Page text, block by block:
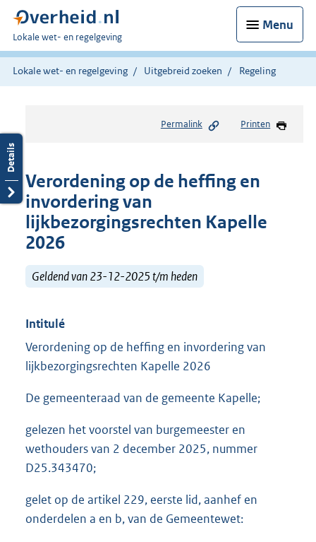
Menu
U
bent
hier:
Lokale wet- en regelgeving
Lokale wet- en regelgeving Uitgebreid zoeken Regeling
Permalink Printen
Verordening op de heffing en
invordering van
lijkbezorgingsrechten Kapelle
2026
Geldend van 23-12-2025 t/m heden
Intitulé
Verordening op de heffing en invordering van
lijkbezorgingsrechten Kapelle 2026
De gemeenteraad van de gemeente Kapelle;
gelezen het voorstel van burgemeester en
wethouders van 2 december 2025, nummer
D25.343470;
gelet op de artikel 229, eerste lid, aanhef en
onderdelen a en b, van de Gemeentewet: